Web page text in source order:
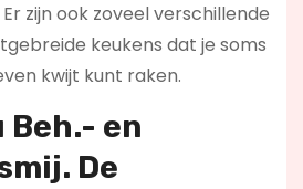
zijn ook zoveel verschillende
keukens dat je soms
kwijt kunt raken.
Beh.- en
De